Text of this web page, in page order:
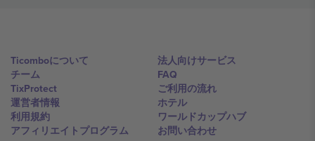
Ticomboについて
チーム
TixProtect
運営者情報
利用規約
アフィリエイトプログラム
法人向けサービス
FAQ
ご利用の流れ
ホテル
ワールドカップハブ
お問い合わせ